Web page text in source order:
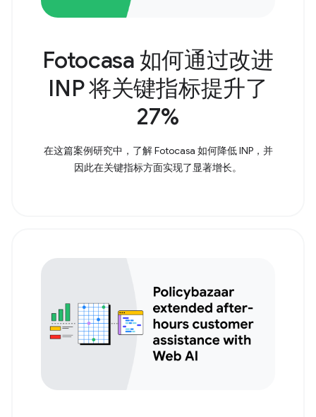
Fotocasa 如何通过改进
INP 将关键指标提升了
27%
在这篇案例研究中，了解 Fotocasa 如何降低 INP，并
因此在关键指标方面实现了显著增长。